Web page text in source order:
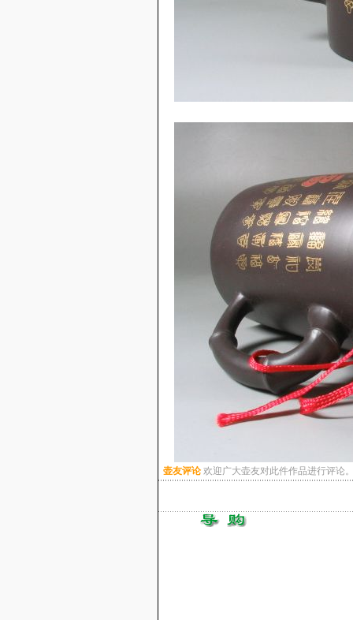
壶友评论 欢迎广大壶友对此件作品进行评论